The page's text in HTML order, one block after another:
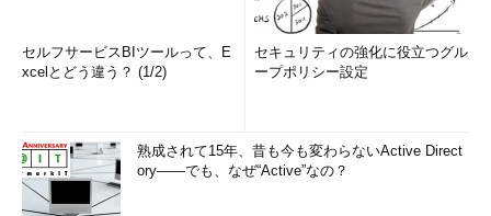
セルフサービスBIツールって、E
xcelとどう違う？ (1/2)
セキュリティの強化に役立つグル
ープポリシー設定
熟成されて15年、昔も今も変わらないActive Direct
ory――でも、なぜ“Active”なの？